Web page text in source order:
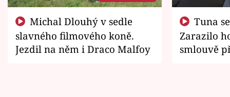
slavného filmového koně.
Jezdil na něm i Draco Malfoy
Zarazilo
smlouvě